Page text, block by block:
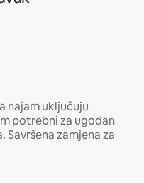
najam uključuju
potrebni za ugodan
Savršena zamjena za